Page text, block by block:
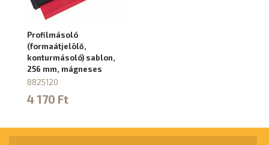
Profilmásoló
(formaátjelölő,
konturmásoló) sablon,
256 mm, mágneses
8825120
4 170 Ft